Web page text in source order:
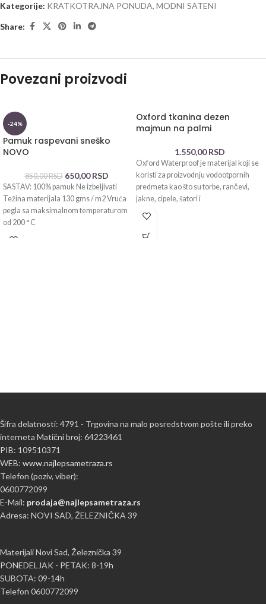
Kategorije: KRATKOTRAJNA PONUDA, MODNI SATENI
Share:
Povezani proizvodi
-24%
Pamuk raspevani sneško
NOVO
850,00RSD 650,00RSD
SASTAV: 100% pamuk Ne izbeljivati
Težina materijala 130 gms / m2 Vruća
pegla sa maksimalnom temperaturom
od 200 ° C
Oxford tkanina dezen
majmun na palmi
1.550,00RSD
Oxford Waterproof je materijal koji se
koristi za proizvodnju vodootpornih
predmeta kao što su torbe, rančevi,
jakne, cipele, šatori i
Šifra delatnosti: 4791 - Trgovina na malo posredstvom pošte ili preko
interneta Matični broj: 64223461
PIB: 109510371
WEB: www.najlepsametraza.rs
Telefon (poziv, viber):
0600772099
E-Mail: prodaja@najlepsametraza.rs
Adresa: NOVI SAD, ŽELEZNIČKA 39
Materijali Novi Sad, Železnička 39
PONEDELJAK - PETAK: 8-19h
SUBOTA: 09-14h
Telefon 0600772099